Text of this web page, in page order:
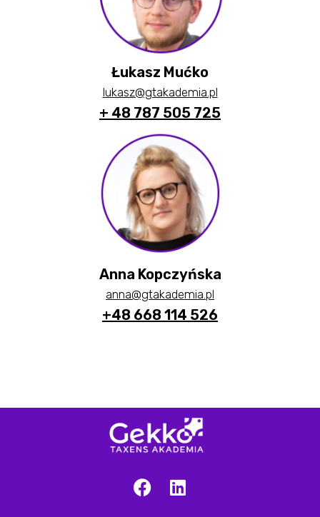
Łukasz Mućko
lukasz@gtakademia.pl
+ 48 787 505 725
Anna Kopczyńska
anna@gtakademia.pl
+48 668 114 526